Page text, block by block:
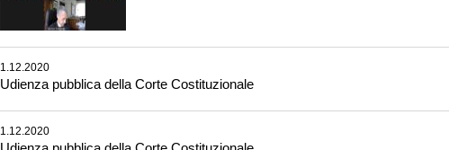
1.12.2020
Udienza pubblica della Corte Costituzionale
1.12.2020